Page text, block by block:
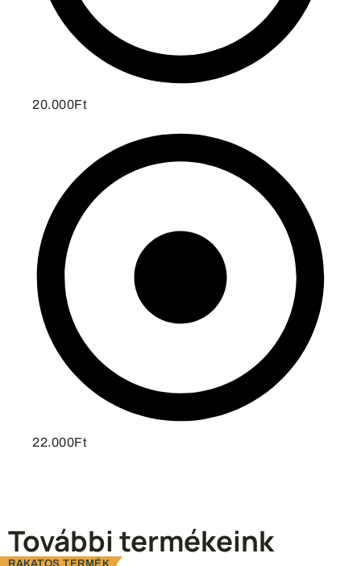
20.000Ft
22.000Ft
További termékeink